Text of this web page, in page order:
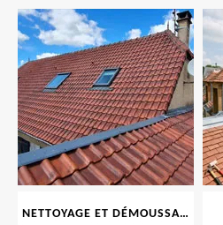
NETTOYAGE ET DÉMOUSSAGE DE TOITURE ET FAÇADE 69